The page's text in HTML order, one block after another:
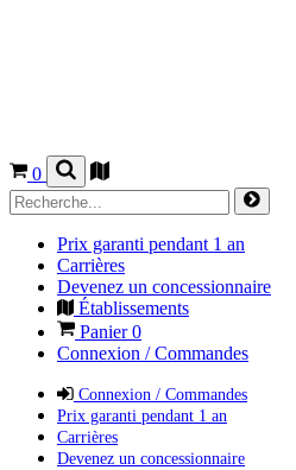
0
Prix garanti pendant 1 an
Carrières
Devenez un concessionnaire
Établissements
Panier0
Connexion / Commandes
Connexion / Commandes
Prix garanti pendant 1 an
Carrières
Devenez un concessionnaire